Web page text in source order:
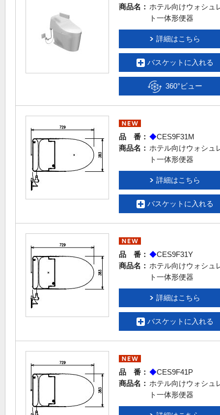
商品名： ホテル向けウォシュ
ト一体形便器
詳細はこちら
バスケットに入れる
360°ビュー
品 番： ◆CES9F31M
商品名： ホテル向けウォシュ
ト一体形便器
詳細はこちら
バスケットに入れる
品 番： ◆CES9F31Y
商品名： ホテル向けウォシュ
ト一体形便器
詳細はこちら
バスケットに入れる
品 番： ◆CES9F41P
商品名： ホテル向けウォシュ
ト一体形便器